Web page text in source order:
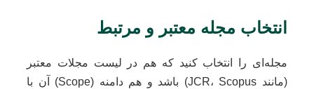
انتخاب مجله معتبر و مرتبط
مجله‌ای را انتخاب کنید که هم در لیست مجلات معتبر
(مانند JCR، Scopus) باشد و هم دامنه (Scope) آن با